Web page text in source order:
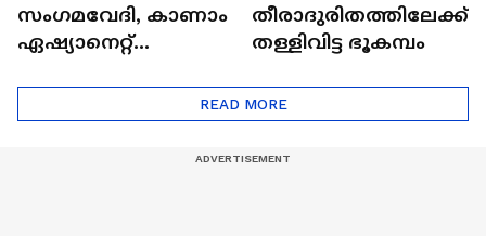
സംഗമവേദി, കാണാം
ഏഷ്യാനെറ്റ്
തീരാദുരിതത്തിലേക്ക്
തള്ളിവിട്ട ഭൂകമ്പം
READ MORE